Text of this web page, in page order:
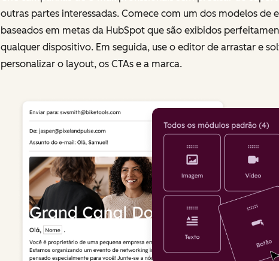
outras partes interessadas. Comece com um dos modelos de
baseados em metas da HubSpot que são exibidos
qualquer dispositivo. Em seguida, use o editor de arrastar e
personalizar o layout, os CTAs e a marca.